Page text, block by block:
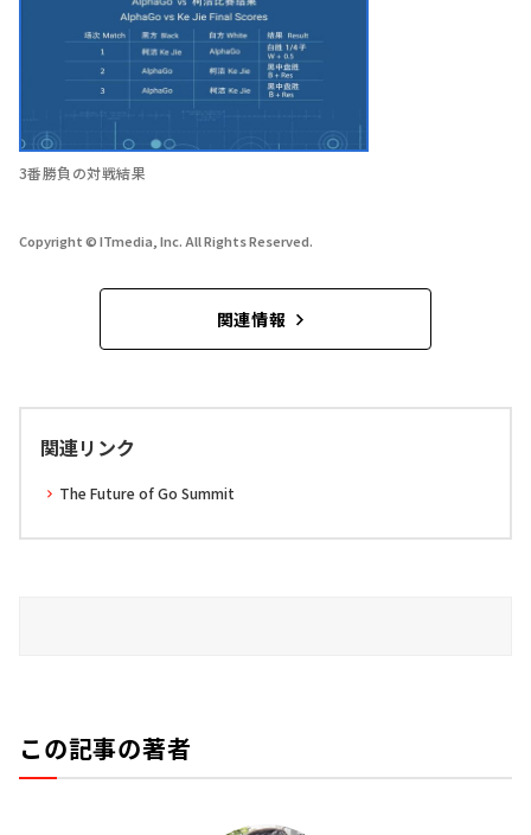
3番勝負の対戦結果
Copyright © ITmedia, Inc. All Rights Reserved.
関連情報
関連リンク
The Future of Go Summit
この記事の著者